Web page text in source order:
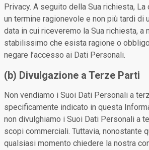
Privacy. A seguito della Sua richiesta,
un termine ragionevole e non più tardi di
data in cui riceveremo la Sua richiesta, a
stabilissimo che esista ragione o
negare l’accesso ai Dati Personali.
(b) Divulgazione a Terze Parti
Non vendiamo i Suoi Dati Personali a
specificamente indicato in questa
non divulghiamo i Suoi Dati Personali a
scopi commerciali. Tuttavia, nonostante
qualsiasi momento chiedere la nostra